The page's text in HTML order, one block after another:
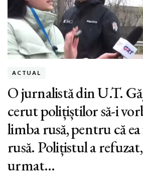
ACTUAL
O jurnalistă din U.T.
cerut polițiștilor să-i
limba rusă, pentru că
rusă. Polițistul a
urmat…